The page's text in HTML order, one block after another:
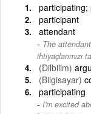
participating;
participant
attendant
The
ihtiyaçlarımızı
(Dilbilim)
(Bilgisayar)
participating
I'm excited